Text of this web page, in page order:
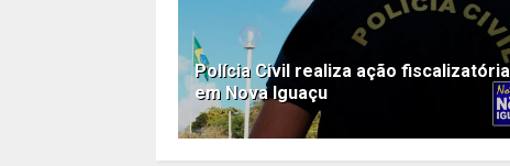
Polícia Civil realiza ação fiscalizatória
em Nova Iguaçu